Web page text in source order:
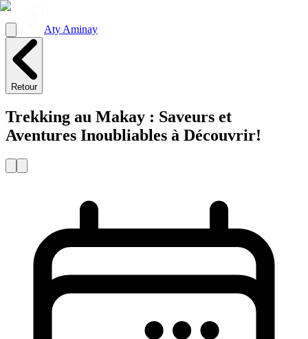
Aty Aminay
Retour
Trekking au Makay : Saveurs et
Aventures Inoubliables à Découvrir!